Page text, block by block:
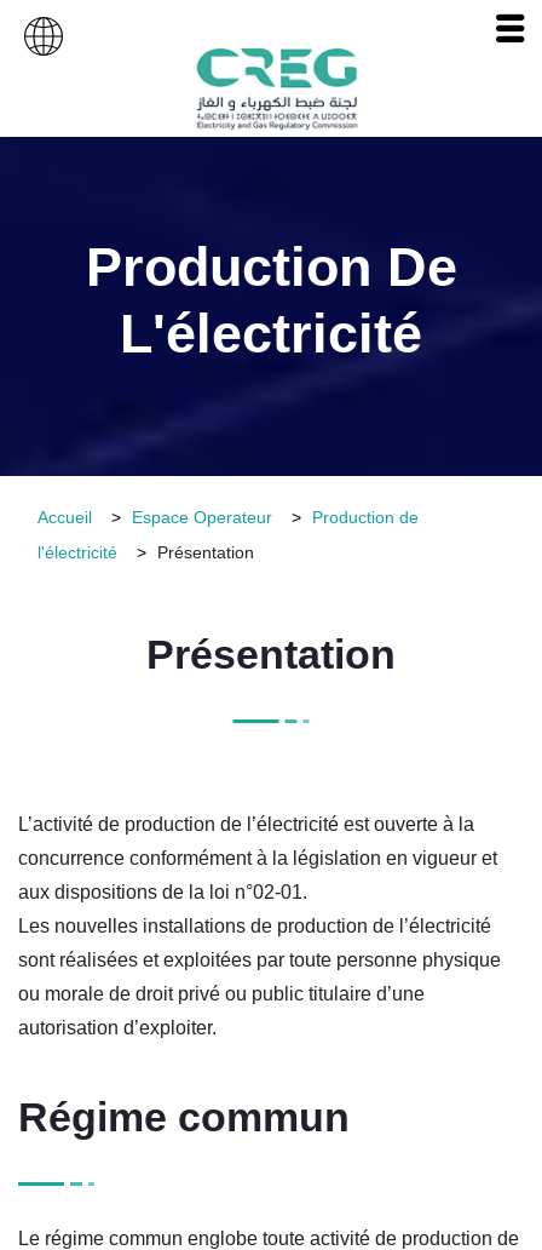
Production De
L'électricité
Accueil Espace Operateur
Production de
l'électricité
Présentation
Présentation
L’activité de production de l’électricité est ouverte à la
concurrence conformément à la législation en vigueur et
aux dispositions de la loi n°02-01.
Les nouvelles installations de production de l’électricité
sont réalisées et exploitées par toute personne physique
ou morale de droit privé ou public titulaire d’une
autorisation d’exploiter.
Régime commun
Le régime commun englobe toute activité de production de